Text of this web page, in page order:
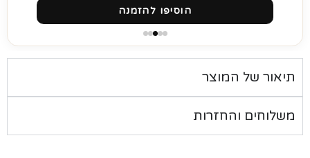
הוסיפו להזמנה
תיאור של המוצר
משלוחים והחזרות